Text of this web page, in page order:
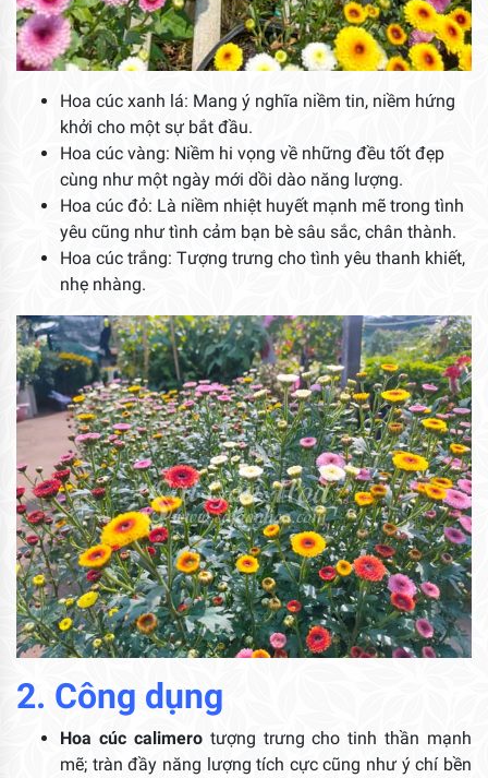
Hoa cúc xanh lá: Mang ý nghĩa niềm tin, niềm hứng
khởi cho một sự bắt đầu.
Hoa cúc vàng: Niềm hi vọng về những đều tốt đẹp
cùng như một ngày mới dồi dào năng lượng.
Hoa cúc đỏ: Là niềm nhiệt huyết mạnh mẽ trong tình
yêu cũng như tình cảm bạn bè sâu sắc, chân thành.
Hoa cúc trắng: Tượng trưng cho tình yêu thanh khiết,
nhẹ nhàng.
2. Công dụng
Hoa cúc calimerotượng trưng cho tinh thần mạnh
mẽ; tràn đầy năng lượng tích cực cũng như ý chí bền